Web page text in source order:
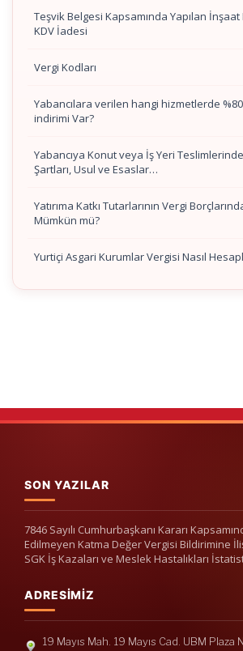
Teşvik Belgesi Kapsamında Yapılan
KDV İadesi
Vergi Kodları
Yabancılara verilen hangi hizmetlerde
indirimi Var?
Yabancıya Konut veya İş Yeri
Şartları, Usul ve Esaslar…
Yatırıma Katkı Tutarlarının Vergi
Mümkün mü?
Yurtiçi Asgari Kurumlar Vergisi Nasıl
SON YAZILAR
7846 Sayılı Cumhurbaşkanı Kararı
Edilmeyen Katma Değer Vergisi Bildirimine
SGK İş Kazaları ve Meslek Hastalıkları
ADRESIMIZ
19 Mayıs Mah. 19 Mayıs Cad. UBM Plaza